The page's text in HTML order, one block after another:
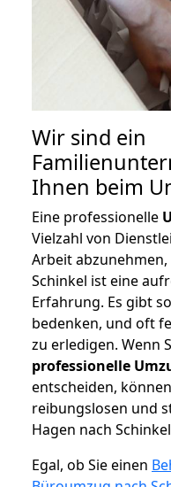
Wir sind ein
Ihnen beim
Eine professionelle
Vielzahl von
Arbeit
Schinkel ist eine
Erfahrung. Es gibt
bedenken, und oft
zu erledigen. Wenn
professionelle
entscheiden,
reibungslosen und
Hagen nach
Egal, ob Sie einen